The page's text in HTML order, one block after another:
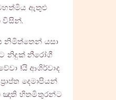
ඇතුළු
විසින්.
නිමිත්තෙන් යසා
නිදුක් නීරෝගී
!යි ආශිර්වාද
දෙමාපියන්
හිතමිතුරන්ට